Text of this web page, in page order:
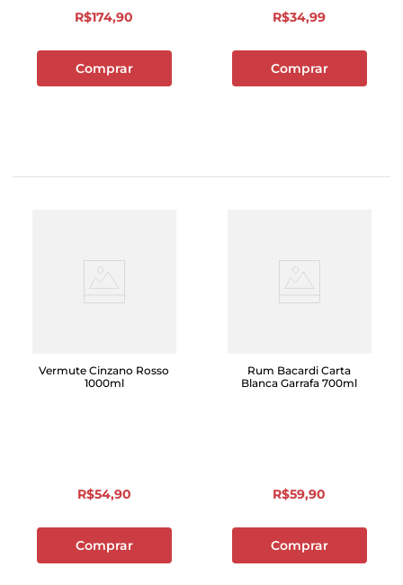
R$174,90
Comprar
R$34,99
Comprar
Vermute Cinzano Rosso
1000ml
R$54,90
Comprar
Rum Bacardi Carta
Blanca Garrafa 700ml
R$59,90
Comprar